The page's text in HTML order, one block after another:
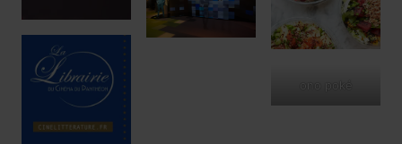
Réservez !
ono poké